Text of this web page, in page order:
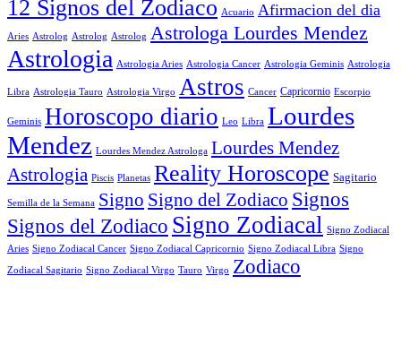
12 Signos del Zodiaco Acuario Afirmacion del dia
Aries Astrolog Astrolog Astrolog Astrologa Lourdes Mendez
Astrologia Astrologia Aries Astrologia Cancer Astrologia Geminis Astrologia
Libra Astrologia Tauro Astrologia Virgo Astros Cancer Capricornio Escorpio
Geminis Horoscopo diario Leo Libra Lourdes
Mendez Lourdes Mendez Astrologa Lourdes Mendez
Astrologia Piscis Planetas Reality Horoscope Sagitario
Semilla de la Semana Signo Signo del Zodiaco Signos
Signos del Zodiaco Signo Zodiacal Signo Zodiacal
Aries Signo Zodiacal Cancer Signo Zodiacal Capricornio Signo Zodiacal Libra Signo
Zodiacal Sagitario Signo Zodiacal Virgo Tauro Virgo Zodiaco